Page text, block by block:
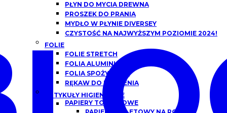
PŁYN DO MYCIA DREWNA
PROSZEK DO PRANIA
MYDŁO W PŁYNIE DIVERSEY
CZYSTOŚĆ NA NAJWYŻSZYM POZIOMIE 2024!
FOLIE
FOLIE STRETCH
FOLIA ALUMINIOWA
FOLIA SPOŻYWCZA
RĘKAW DO PIECZENIA
ARTYKUŁY HIGIENICZNE
PAPIERY TOALETOWE
PAPIER TOALETOWY NA ROLCE